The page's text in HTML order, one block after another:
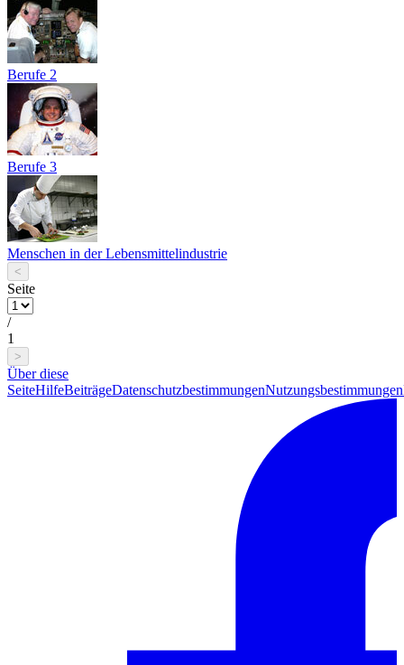
Berufe 2
Berufe 3
Menschen in der Lebensmittelindustrie
<
Seite
/
1
>
Über diese
SeiteHilfeBeiträgeDatenschutzbestimmungenNutzungsbestimmungen